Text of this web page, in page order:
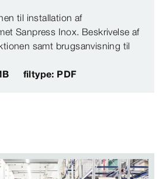
til installation af
Sanpress Inox. Beskrivelse af
samt brugsanvisning til
filtype: PDF